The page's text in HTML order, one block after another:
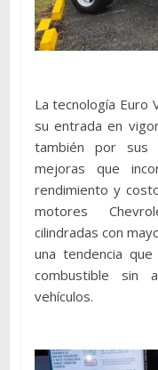
La tecnología Euro
su entrada en
también por sus
mejoras que
rendimiento y
motores
cilindradas con
una tendencia
combustible sin
vehículos.